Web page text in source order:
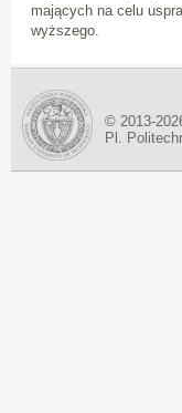
mających na celu
wyższego.
© 2013-
Pl.